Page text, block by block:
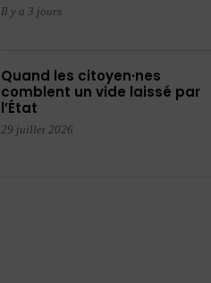
Il y a 3 jours
Quand les citoyen·nes
comblent un vide laissé par
l’État
29 juillet 2026